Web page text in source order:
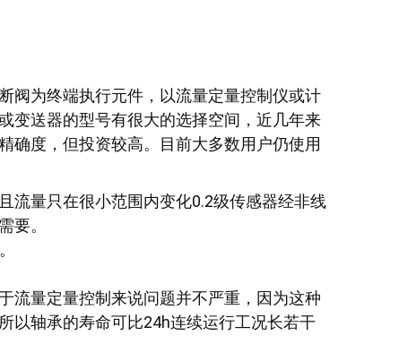
阀为终端执行元件，以流量定量控制仪或计
变送器的型号有很大的选择空间，近几年来
确度，但投资较高。目前大多数用户仍使用
流量只在很小范围内变化0.2级传感器经非线
要。
流量定量控制来说问题并不严重，因为这种
以轴承的寿命可比24h连续运行工况长若干